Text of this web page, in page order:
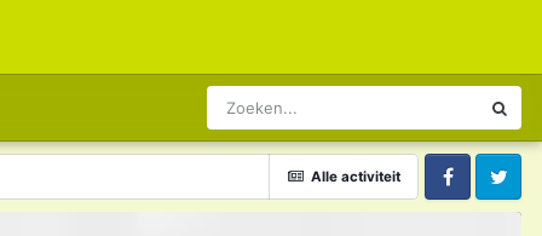
Alle activiteit
FacebookTwitter